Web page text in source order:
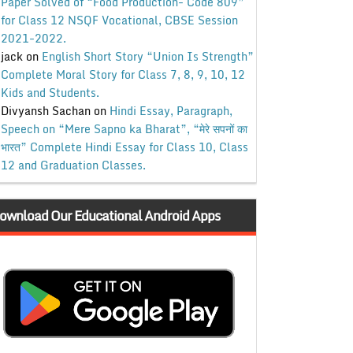
for Class 12 NSQF Vocational, CBSE Session
2021-2022.
jackon English Short Story “Union Is Strength”
Complete Moral Story for Class 7, 8, 9, 10, 12
Kids and Students.
Divyansh Sachanon Hindi Essay, Paragraph,
Speech on “Mere Sapno ka Bharat”, “मेरे सपनों का
भारत” Complete Hindi Essay for Class 10, Class
12 and Graduation Classes.
Our Educational Android Apps